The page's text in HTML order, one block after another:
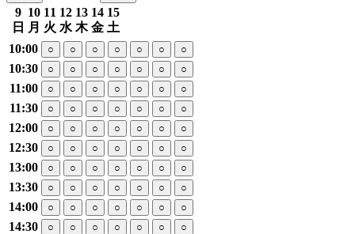
9
日
10
月
11
火
12
水
13
木
14
金
15
土
10:00
○ ○ ○ ○ ○ ○ ○
10:30 ○ ○ ○ ○ ○ ○ ○
11:00 ○ ○ ○ ○ ○ ○ ○
11:30 ○ ○ ○ ○ ○ ○ ○
12:00 ○ ○ ○ ○ ○ ○ ○
12:30 ○ ○ ○ ○ ○ ○ ○
13:00 ○ ○ ○ ○ ○ ○ ○
13:30 ○ ○ ○ ○ ○ ○ ○
14:00 ○ ○ ○ ○ ○ ○ ○
14:30 ○ ○ ○ ○ ○ ○ ○